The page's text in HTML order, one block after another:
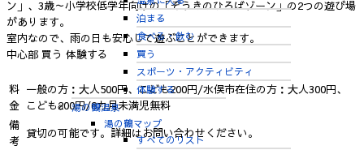
泊まる
食べる・飲む
買う
スポーツ・アクティビティ
体験する
湯の鶴温泉
湯の鶴マップ
すべてのリスト
ン」、3歳～小学校低学年向けの「ぞうきのひろばゾーン」の2つの遊び場
があります。
室内なので、雨の日も安心して遊ぶことができます。
中心部 買う 体験する
料
金
一般の方：大人500円、こども200円/水俣市在住の方：大人300円、
こども200円/6カ月未満児無料
備
考
貸切の可能です。詳細はお問い合わせください。